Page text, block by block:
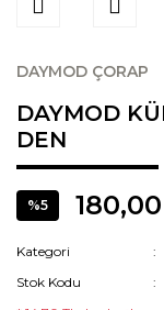
DAYMOD ÇORAP
DAYMOD
DEN
%5
Kategori
Stok Kodu